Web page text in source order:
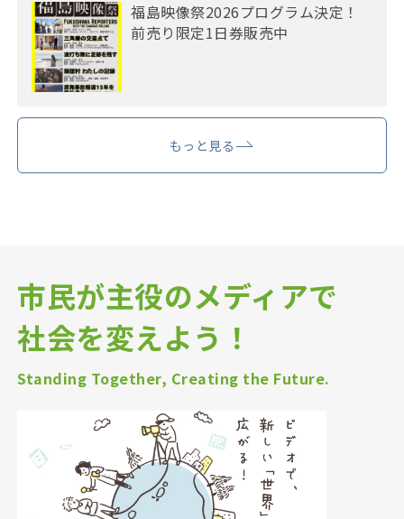
福島映像祭2026プログラム決定！
前売り限定1日券販売中
もっと見る
市民が主役のメディアで
社会を変えよう！
Standing Together, Creating the Future.